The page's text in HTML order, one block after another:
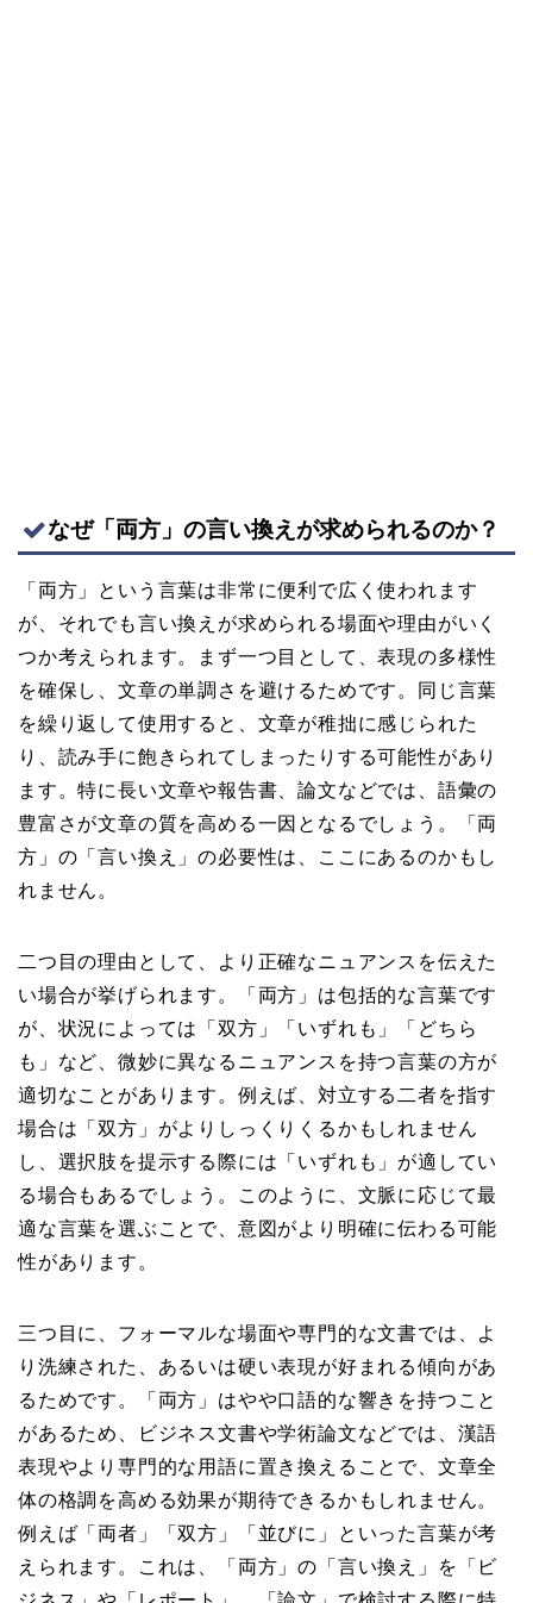
なぜ「両方」の言い換えが求められるのか？
「両方」という言葉は非常に便利で広く使われます
が、それでも言い換えが求められる場面や理由がいく
つか考えられます。まず一つ目として、表現の多様性
を確保し、文章の単調さを避けるためです。同じ言葉
を繰り返して使用すると、文章が稚拙に感じられた
り、読み手に飽きられてしまったりする可能性があり
ます。特に長い文章や報告書、論文などでは、語彙の
豊富さが文章の質を高める一因となるでしょう。「両
方」の「言い換え」の必要性は、ここにあるのかもし
れません。
二つ目の理由として、より正確なニュアンスを伝えた
い場合が挙げられます。「両方」は包括的な言葉です
が、状況によっては「双方」「いずれも」「どちら
も」など、微妙に異なるニュアンスを持つ言葉の方が
適切なことがあります。例えば、対立する二者を指す
場合は「双方」がよりしっくりくるかもしれません
し、選択肢を提示する際には「いずれも」が適してい
る場合もあるでしょう。このように、文脈に応じて最
適な言葉を選ぶことで、意図がより明確に伝わる可能
性があります。
三つ目に、フォーマルな場面や専門的な文書では、よ
り洗練された、あるいは硬い表現が好まれる傾向があ
るためです。「両方」はやや口語的な響きを持つこと
があるため、ビジネス文書や学術論文などでは、漢語
表現やより専門的な用語に置き換えることで、文章全
体の格調を高める効果が期待できるかもしれません。
例えば「両者」「双方」「並びに」といった言葉が考
えられます。これは、「両方」の「言い換え」を「ビ